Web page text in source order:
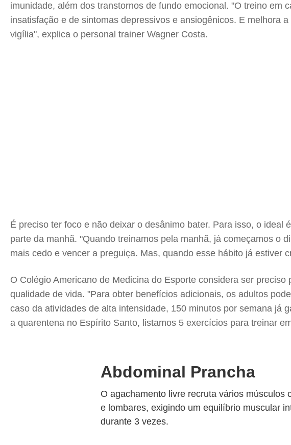
imunidade, além dos transtornos de fundo emocional. "O treino
insatisfação e de sintomas depressivos e ansiogênicos. E melhora
vigília", explica o personal trainer Wagner Costa.
É preciso ter foco e não deixar o desânimo bater. Para isso, o
parte da manhã. "Quando treinamos pela manhã, já começamos o
mais cedo e vencer a preguiça. Mas, quando esse hábito já estiver
O Colégio Americano de Medicina do Esporte considera ser
qualidade de vida. "Para obter benefícios adicionais, os adultos
caso da atividades de alta intensidade, 150 minutos por semana já
a quarentena no Espírito Santo, listamos 5 exercícios para treinar
Abdominal Prancha
O agachamento livre recruta vários
e lombares, exigindo um equilíbrio muscular
durante 3 vezes.